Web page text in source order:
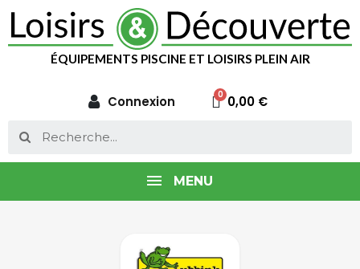
ÉQUIPEMENTS PISCINE ET LOISIRS PLEIN AIR
Connexion 0,00 €
MENU